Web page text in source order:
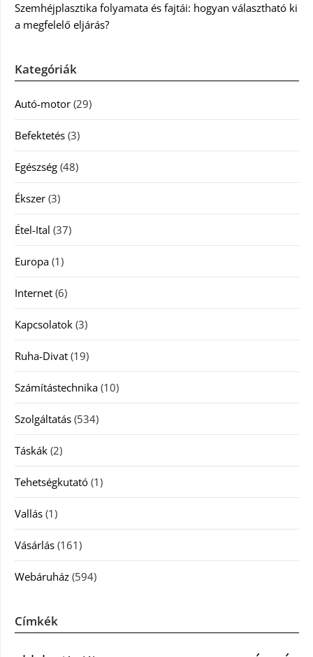
Szemhéjplasztika folyamata és fajtái: hogyan választható ki
a megfelelő eljárás?
Kategóriák
Autó-motor (29)
Befektetés (3)
Egészség (48)
Ékszer (3)
Étel-Ital (37)
Europa (1)
Internet (6)
Kapcsolatok (3)
Ruha-Divat (19)
Számítástechnika (10)
Szolgáltatás (534)
Táskák (2)
Tehetségkutató (1)
Vallás (1)
Vásárlás (161)
Webáruház (594)
Címkék